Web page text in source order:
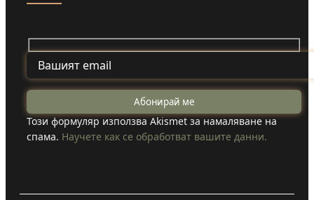
Този формуляр използва Akismet за намаляване на
спама. Научете как се обработват вашите данни.